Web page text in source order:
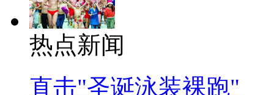
热点新闻
直击"圣诞泳装裸跑"